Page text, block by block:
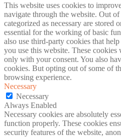
This website uses cookies to
navigate through the website. Out of
categorized as necessary are stored
essential for the working of basic
also use third-party cookies that
you use this website. These
only with your consent. You also
cookies. But opting out of some of
browsing experience.
Necessary
Necessary
Always Enabled
Necessary cookies are absolutely
function properly. These cookies
security features of the website,